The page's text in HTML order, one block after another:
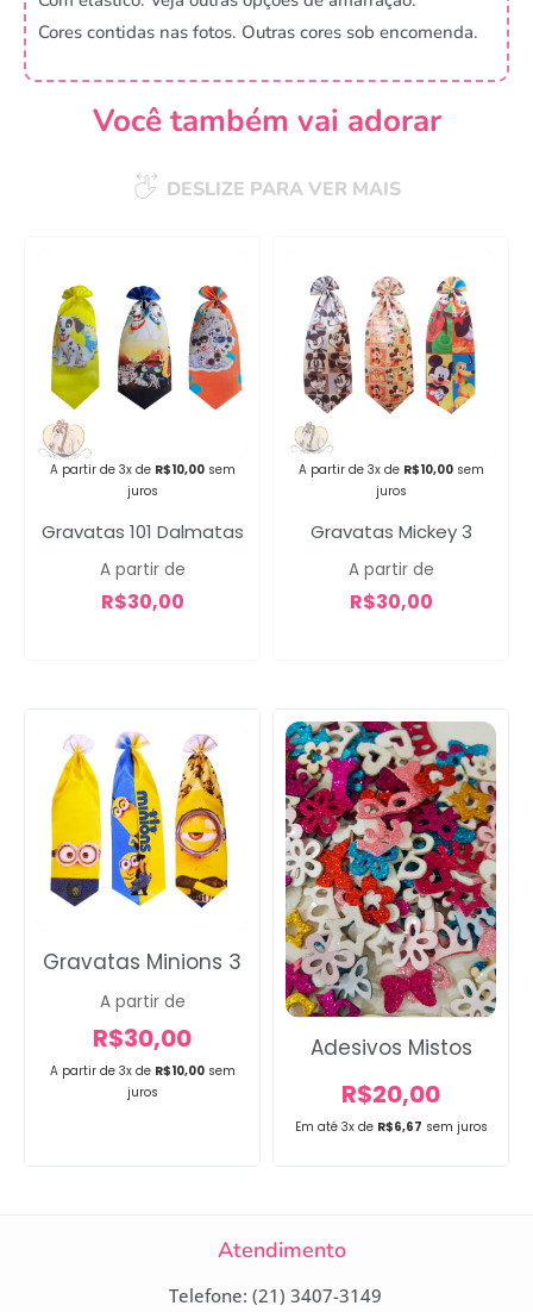
Cores contidas nas fotos. Outras cores sob encomenda.
Você também vai adorar
DESLIZE PARA VER MAIS
A partir de 3x de R$10,00 sem
juros
Gravatas 101 Dalmatas
A partir de
R$30,00
A partir de 3x de R$10,00 sem
juros
Gravatas Mickey 3
A partir de
R$30,00
A partir de 3x de R$10,00 sem
juros
Gravatas Minions 3
A partir de
R$30,00
Em até 3x de R$6,67 sem juros
Adesivos Mistos
R$20,00
Atendimento
Telefone: (21) 3407-3149
sucesso!
Voltar